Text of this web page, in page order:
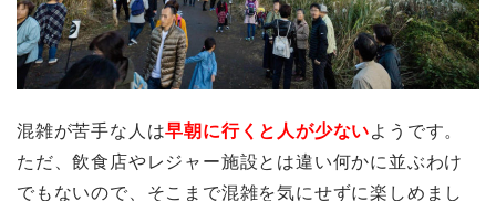
混雑が苦手な人は早朝に行くと人が少ないようです。
ただ、飲食店やレジャー施設とは違い何かに並ぶわけ
でもないので、そこまで混雑を気にせずに楽しめまし